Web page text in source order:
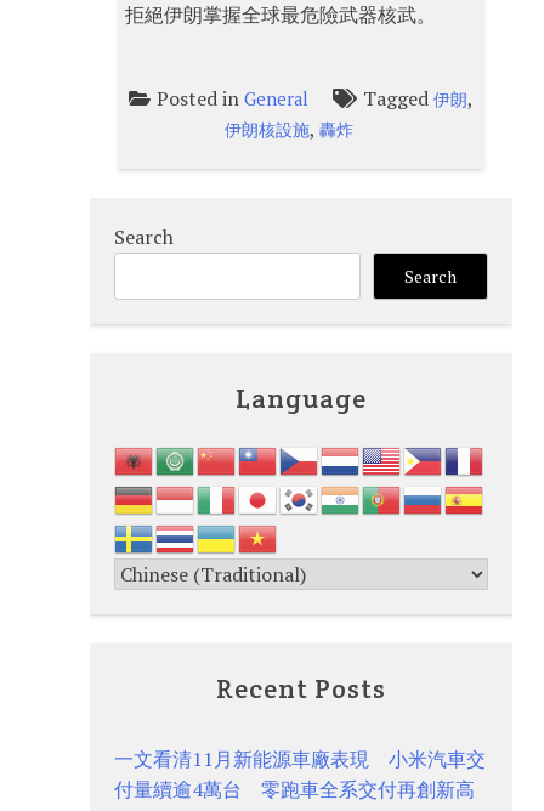
拒絕伊朗掌握全球最危險武器核武。
Posted inGeneral Tagged伊朗,
伊朗核設施,轟炸
Search
Search
Language
Recent Posts
一文看清11月新能源車廠表現 小米汽車交
付量續逾4萬台 零跑車全系交付再創新高